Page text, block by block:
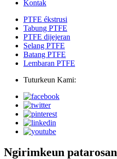
Kontak
PTFE ékstrusi
Tabung PTFE
PTFE dijejeran
Selang PTFE
Batang PTFE
Lembaran PTFE
Tuturkeun Kami:
Ngirimkeun patarosan